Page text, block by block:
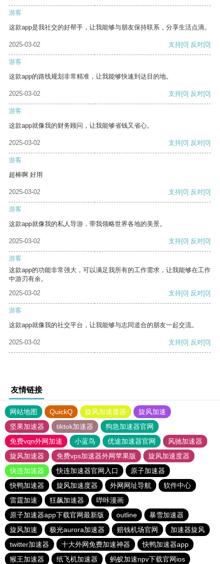
游客
这款app是我社交的好帮手，让我能够与朋友保持联系，分享生活点滴。
2025-03-02 支持[0] 反对[0]
游客
这款app的路线规划非常精准，让我能够快速到达目的地。
2025-03-02 支持[0] 反对[0]
游客
这款app就像我的财务顾问，让我能够省钱又省心。
2025-03-02 支持[0] 反对[0]
游客
超棒啊 好用
2025-03-02 支持[0] 反对[0]
游客
这款app就像我的私人导游，带我领略世界各地的美景。
2025-03-02 支持[0] 反对[0]
游客
这款app的功能非常强大，可以满足我所有的工作需求，让我能够在工作
中游刃有余。
2025-03-02
支持[0] 反对[0]
游客
这款app就像我的社交平台，让我能够与志同道合的朋友一起交流。
2025-03-02 支持[0] 反对[0]
友情链接
网站地图 QuickQ 旋风加速度器
旋风加速
坚果加速器
tiktok加速器
狗急加速器官网
免费vqn外网加速
小蓝鸟 优途加速器官网
风驰加速器
旋风加速器
免费vps加速器外网苹果版
旋风加速度器
快连加速器
快连加速器官网入口
原子加速器
快鸭加速器
旋风加速度器 外网网址导航
软件中心
雷霆加速
狂飙加速器
哔咔漫画
原子加速器app下载官网最新版
outline
暴雪加速器
旋风加速
极光aurora加速器 赔钱机场官网
加速器旋风
twitter加速器
十大外网免费加速神器
快鸭加速器app
猴王加速器
纸飞机加速器 蚂蚁加速npv下载官网ios